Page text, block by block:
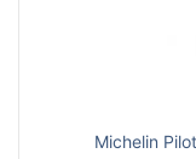
Michelin